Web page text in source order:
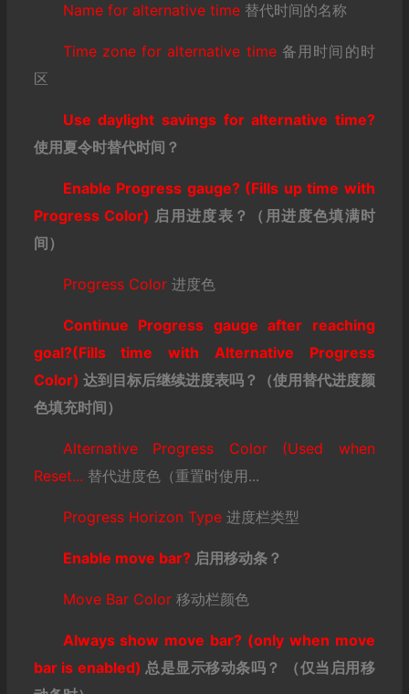
Name for alternative time 替代时间的名称
Time zone for alternative time备用时间的时
区
Use daylight savings for alternative time?
使用夏令时替代时间？
Enable Progress gauge? (Fills up time with
Progress Color) 启用进度表？（用进度色填满时
间）
Progress Color 进度色
Continue Progress gauge after reaching
goal?(Fills time with Alternative Progress
Color) 达到目标后继续进度表吗？（使用替代进度颜
色填充时间）
Alternative Progress Color (Used when
Reset... 替代进度色（重置时使用...
Progress Horizon Type进度栏类型
Enable move bar? 启用移动条？
Move Bar Color 移动栏颜色
Always show move bar? (only when move
bar is enabled) 总是显示移动条吗？
（仅当启用移